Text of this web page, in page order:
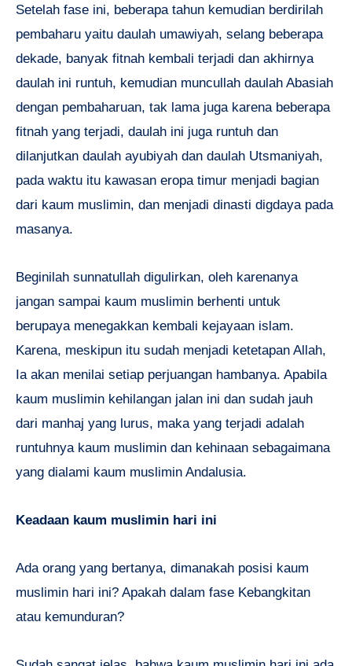
Setelah fase ini, beberapa tahun kemudian berdirilah
pembaharu yaitu daulah umawiyah, selang beberapa
dekade, banyak fitnah kembali terjadi dan akhirnya
daulah ini runtuh, kemudian muncullah daulah Abasiah
dengan pembaharuan, tak lama juga karena beberapa
fitnah yang terjadi, daulah ini juga runtuh dan
dilanjutkan daulah ayubiyah dan daulah Utsmaniyah,
pada waktu itu kawasan eropa timur menjadi bagian
dari kaum muslimin, dan menjadi dinasti digdaya pada
masanya.
Beginilah sunnatullah digulirkan, oleh karenanya
jangan sampai kaum muslimin berhenti untuk
berupaya menegakkan kembali kejayaan islam.
Karena, meskipun itu sudah menjadi ketetapan Allah,
Ia akan menilai setiap perjuangan hambanya. Apabila
kaum muslimin kehilangan jalan ini dan sudah jauh
dari manhaj yang lurus, maka yang terjadi adalah
runtuhnya kaum muslimin dan kehinaan sebagaimana
yang dialami kaum muslimin Andalusia.
Keadaan kaum muslimin hari ini
Ada orang yang bertanya, dimanakah posisi kaum
muslimin hari ini? Apakah dalam fase Kebangkitan
atau kemunduran?